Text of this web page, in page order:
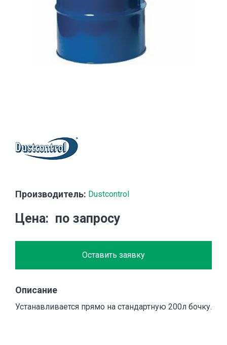
Производитель: Dustcontrol
Цена по запросу
Оставить заявку
Описание
Устанавливается прямо на стандартную 200л бочку.